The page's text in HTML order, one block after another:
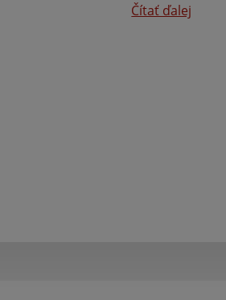
Čítať ďalej